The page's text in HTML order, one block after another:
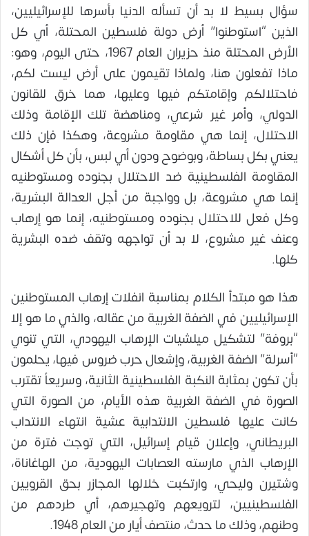
سؤال بسيط لا بد أن تسأله الدنيا بأسرها للإسرائيليين،
الذين “استوطنوا” أرض دولة فلسطين المحتلة، أي كل
الأرض المحتلة منذ حزيران العام 1967، حتى اليوم، وهو:
ماذا تفعلون هنا، ولماذا تقيمون على أرض ليست لكم،
فاحتلالكم وإقامتكم فيها وعليها، هما خرق للقانون
الدولي، وأمر غير شرعي، ومناهضة تلك الإقامة وذلك
الاحتلال، إنما هي مقاومة مشروعة، وهكذا فإن ذلك
يعني بكل بساطة، وبوضوح ودون أي لبس، بأن كل أشكال
المقاومة الفلسطينية ضد الاحتلال بجنوده ومستوطنيه
إنما هي مشروعة، بل وواجبة من أجل العدالة البشرية،
وكل فعل للاحتلال بجنوده ومستوطنيه، إنما هو إرهاب
وعنف غير مشروع، لا بد أن تواجهه وتقف ضده البشرية
كلها.
هذا هو مبتدأ الكلام بمناسبة انفلات إرهاب المستوطنين
الإسرائيليين في الضفة الغربية من عقاله، والذي ما هو إلا
“بروفة” لتشكيل ميلشيات الإرهاب اليهودي، التي تنوي
“أسرلة” الضفة الغربية، وإشعال حرب ضروس فيها، يحلمون
بأن تكون بمثابة النكبة الفلسطينية الثانية، وسريعاً تقترب
الصورة في الضفة الغربية هذه الأيام، من الصورة التي
كانت عليها فلسطين الانتدابية عشية انتهاء الانتداب
البريطاني، وإعلان قيام إسرائيل، التي توجت فترة من
الإرهاب الذي مارسته العصابات اليهودية، من الهاغاناة،
وشتيرن وليحي، وارتكبت خلالها المجازر بحق القرويين
الفلسطينيين، لترويعهم وتهجيرهم، أي طردهم من
وطنهم، وذلك ما حدث، منتصف أيار من العام 1948.